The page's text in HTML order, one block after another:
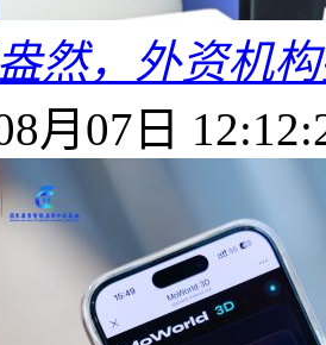
然，外资机
月07日